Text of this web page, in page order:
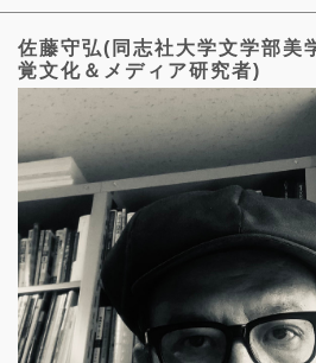
佐藤守弘(同志社大学文学部美
覚文化＆メディア研究者)